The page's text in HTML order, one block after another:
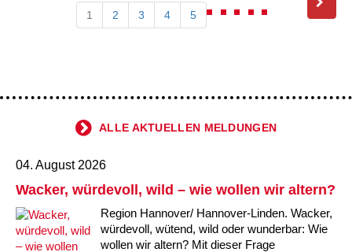
1 2 3 4 5
ALLE AKTUELLEN MELDUNGEN
04. August 2026
Wacker, würdevoll, wild – wie wollen wir altern?
Region Hannover/ Hannover-Linden. Wacker,
würdevoll, wütend, wild oder wunderbar: Wie
wollen wir altern? Mit dieser Frage